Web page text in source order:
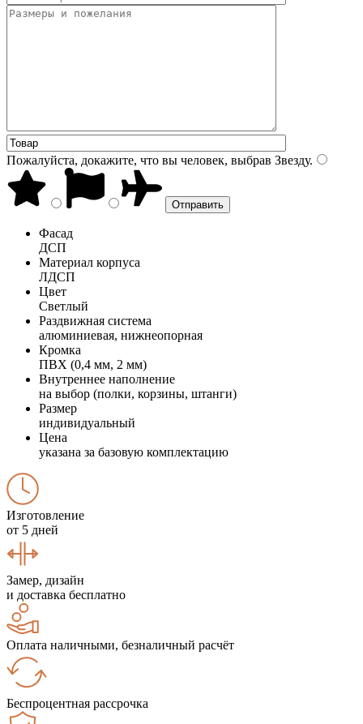
Пожалуйста, докажите, что вы человек, выбрав Звезду.
Фасад
ДСП
Материал корпуса
ЛДСП
Цвет
Светлый
Раздвижная система
алюминиевая, нижнеопорная
Кромка
ПВХ (0,4 мм, 2 мм)
Внутреннее наполнение
на выбор (полки, корзины, штанги)
Размер
индивидуальный
Цена
указана за базовую комплектацию
Изготовление
от 5 дней
Замер, дизайн
и доставка бесплатно
Оплата наличными, безналичный расчёт
Беспроцентная рассрочка